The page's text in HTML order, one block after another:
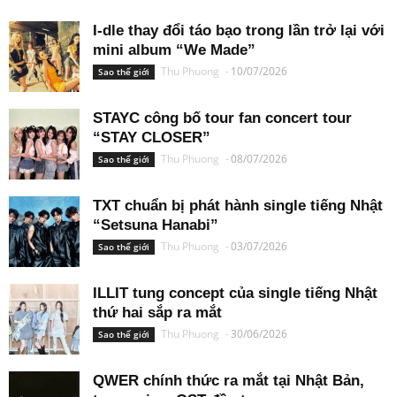
I-dle thay đổi táo bạo trong lần trở lại với
mini album “We Made”
Sao thế giới Thu Phuong - 10/07/2026
STAYC công bố tour fan concert tour
“STAY CLOSER”
Sao thế giới Thu Phuong -08/07/2026
TXT chuẩn bị phát hành single tiếng Nhật
“Setsuna Hanabi”
Sao thế giới Thu Phuong -03/07/2026
ILLIT tung concept của single tiếng Nhật
thứ hai sắp ra mắt
Sao thế giới Thu Phuong - 30/06/2026
QWER chính thức ra mắt tại Nhật Bản,